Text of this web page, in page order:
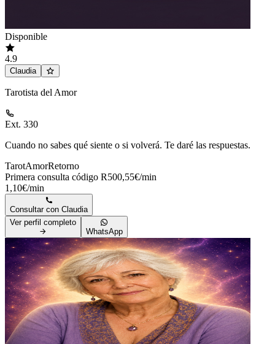
Disponible
4.9
Claudia
Tarotista del Amor
Ext. 330
Cuando no sabes qué siente o si volverá. Te daré las respuestas.
TarotAmorRetorno
Primera consulta código R500,55€/min
1,10€/min
Consultar con Claudia
Ver perfil completo
WhatsApp